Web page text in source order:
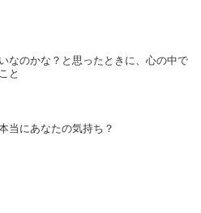
なのかな？と思ったときに、心の中で
と
当にあなたの気持ち？